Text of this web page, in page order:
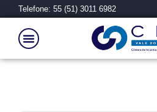
Telefone: 55 (51) 3011 6982